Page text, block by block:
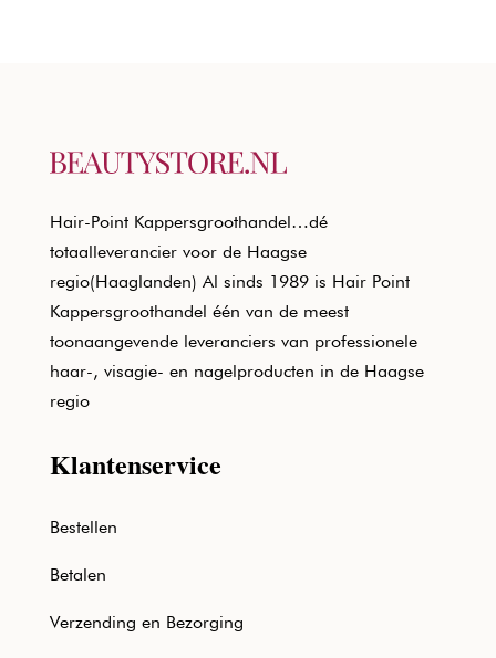
Hair-Point Kappersgroothandel…dé
totaalleverancier voor de Haagse
regio(Haaglanden) Al sinds 1989 is Hair Point
Kappersgroothandel één van de meest
toonaangevende leveranciers van professionele
haar-, visagie- en nagelproducten in de Haagse
regio
Klantenservice
Bestellen
Betalen
Verzending en Bezorging